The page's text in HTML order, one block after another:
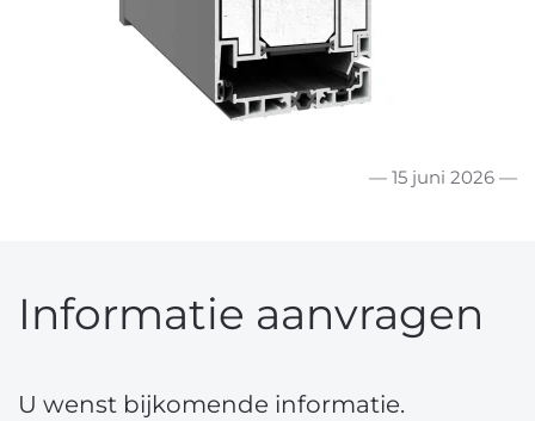
— 15 juni 2026 —
Informatie aanvragen
U wenst bijkomende informatie.